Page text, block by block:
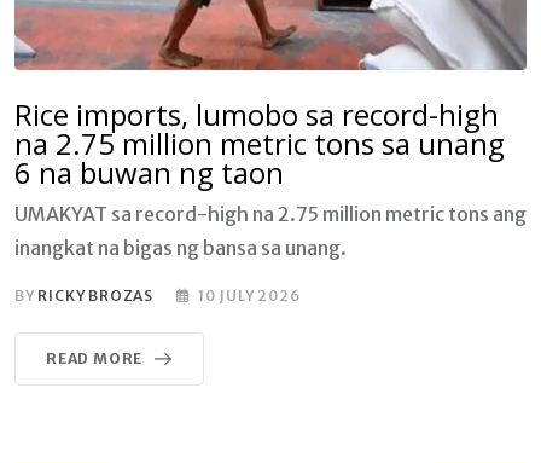
Rice imports, lumobo sa record-high
na 2.75 million metric tons sa unang
6 na buwan ng taon
UMAKYAT sa record-high na 2.75 million metric tons ang
inangkat na bigas ng bansa sa unang.
BY RICKY BROZAS 10 JULY 2026
READ MORE